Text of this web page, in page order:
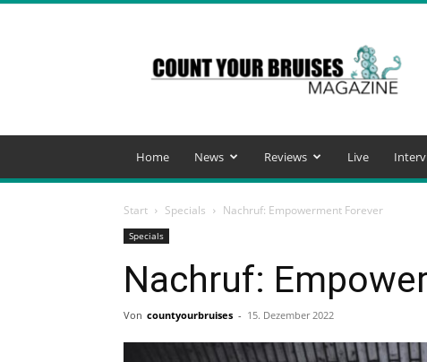
Your
Bruises
Magazine
Home News Reviews Live
Start Specials Nachruf: Empowerment Forever
Specials
Nachruf:
Von countyourbruises - 15. Dezember 2022